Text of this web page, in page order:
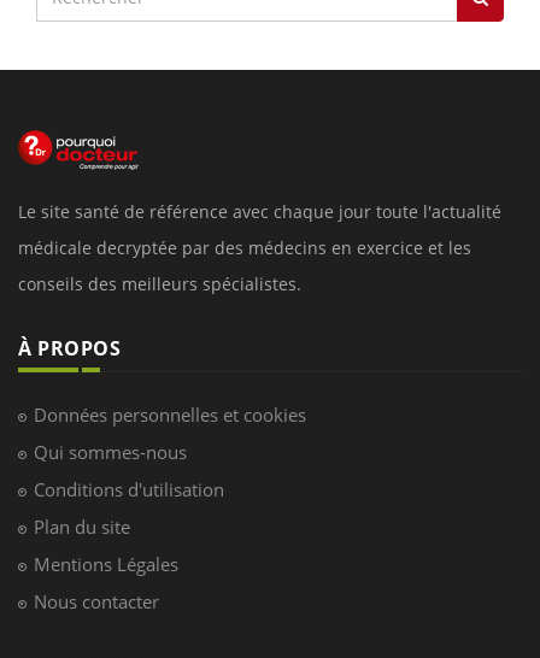
Le site santé de référence avec chaque jour toute l'actualité
médicale decryptée par des médecins en exercice et les
conseils des meilleurs spécialistes.
À PROPOS
Données personnelles et cookies
Qui sommes-nous
Conditions d'utilisation
Plan du site
Mentions Légales
Nous contacter